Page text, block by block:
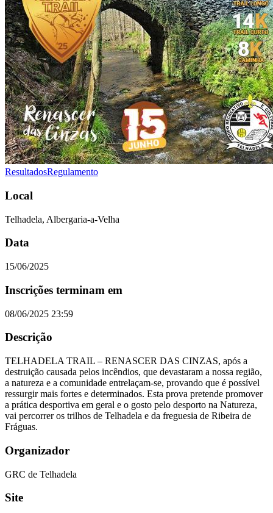
ResultadosRegulamento
Local
Telhadela, Albergaria-a-Velha
Data
15/06/2025
Inscrições terminam em
08/06/2025 23:59
Descrição
TELHADELA TRAIL – RENASCER DAS CINZAS, após a
destruição causada pelos incêndios, que devastaram a nossa região,
a natureza e a comunidade entrelaçam-se, provando que é possível
ressurgir mais fortes e determinados. Esta prova pretende promover
a prática desportiva em geral e o gosto pelo desporto na Natureza,
vai percorrer os trilhos de Telhadela e da freguesia de Ribeira de
Fráguas.
Organizador
GRC de Telhadela
Site